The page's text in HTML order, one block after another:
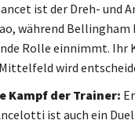
ist der Dreh- und
während Bellingham
Rolle einnimmt. Ihr
wird
Kampf der Trainer:
ist auch ein